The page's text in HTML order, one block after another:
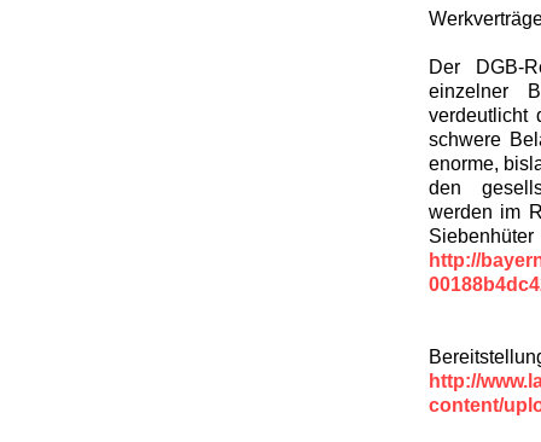
Der DGB-
einzelner
verdeutlicht
schwere
enorme,
den
werden im
http://
http://
content/